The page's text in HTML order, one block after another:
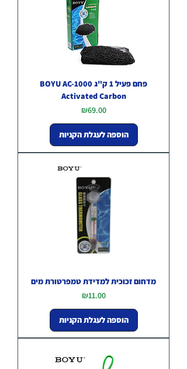
פחם פעיל 1 ק"ג BOYU AC-1000
Activated Carbon
מחיר
₪69.00
הוספה לעגלת הקניות
מדחום זכוכית למדידת טמפרטורת מים
מחיר
₪11.00
הוספה לעגלת הקניות